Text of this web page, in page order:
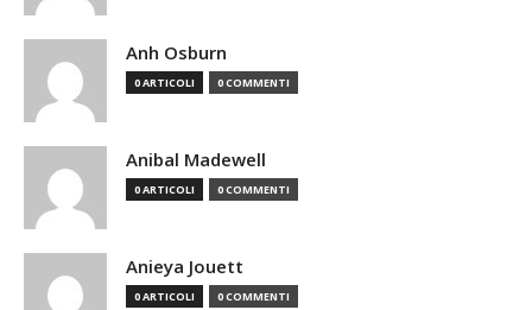
Anh Osburn
0 ARTICOLI 0 COMMENTI
Anibal Madewell
0 ARTICOLI 0 COMMENTI
Anieya Jouett
0 ARTICOLI 0 COMMENTI